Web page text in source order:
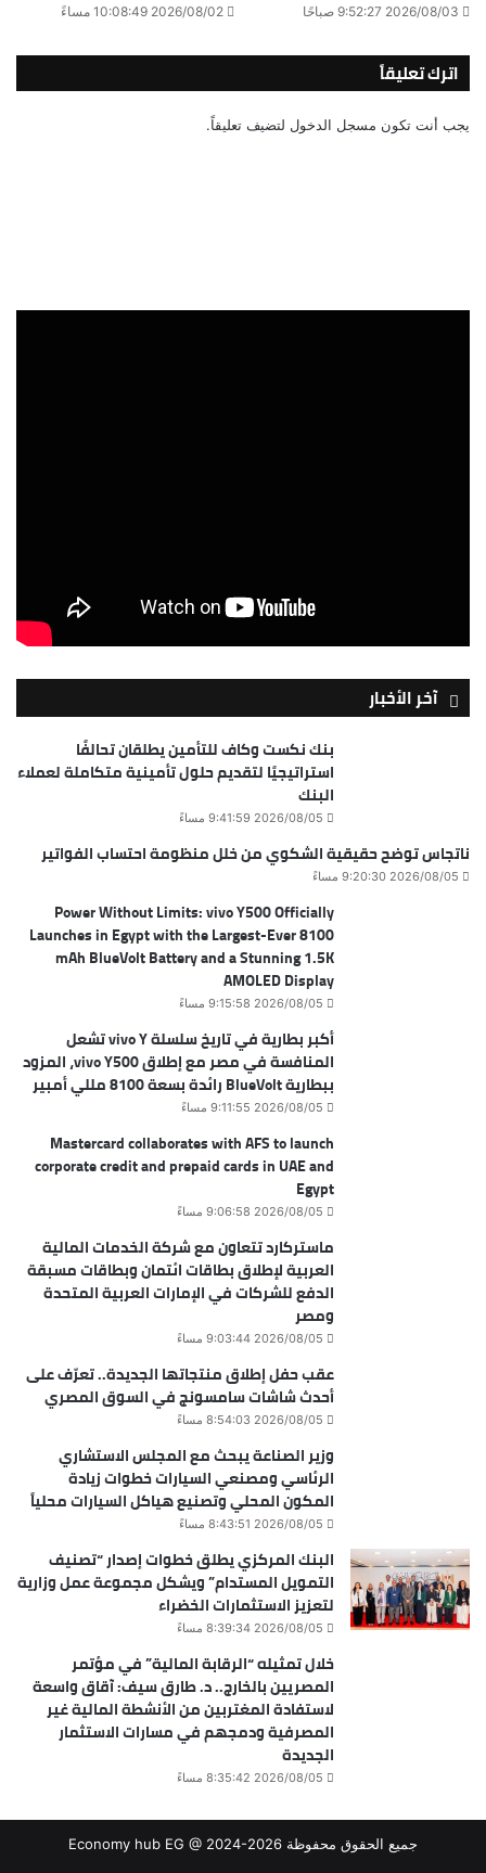
2026/08/03 9:52:27 صباحًا 2026/08/02 10:08:49 مساءً
اترك تعليقاً
يجب أنت تكون مسجل الدخول لتضيف تعليقاً.
آخر الأخبار
بنك نكست وكاف للتأمين يطلقان تحالفًا
استراتيجيًا لتقديم حلول تأمينية متكاملة لعملاء
البنك
2026/08/05 9:41:59 مساءً
ناتجاس توضح حقيقية الشكوي من خلل منظومة احتساب الفواتير
2026/08/05 9:20:30 مساءً
Power Without Limits: vivo Y500 Officially
Launches in Egypt with the Largest-Ever 8100
mAh BlueVolt Battery and a Stunning 1.5K
AMOLED Display
2026/08/05 9:15:58 مساءً
أكبر بطارية في تاريخ سلسلة vivo Y تشعل
المنافسة في مصر مع إطلاق vivo Y500، المزود
ببطارية BlueVolt رائدة بسعة 8100 مللي أمبير
2026/08/05 9:11:55 مساءً
Mastercard collaborates with AFS to launch
corporate credit and prepaid cards in UAE and
Egypt
2026/08/05 9:06:58 مساءً
ماستركارد تتعاون مع شركة الخدمات المالية
العربية لإطلاق بطاقات ائتمان وبطاقات مسبقة
الدفع للشركات في الإمارات العربية المتحدة
ومصر
2026/08/05 9:03:44 مساءً
عقب حفل إطلاق منتجاتها الجديدة.. تعرّف على
أحدث شاشات سامسونج في السوق المصري
2026/08/05 8:54:03 مساءً
وزير الصناعة يبحث مع المجلس الاستشاري
الرئاسي ومصنعي السيارات خطوات زيادة
المكون المحلي وتصنيع هياكل السيارات محلياً
2026/08/05 8:43:51 مساءً
البنك المركزي يطلق خطوات إصدار “تصنيف
التمويل المستدام” ويشكل مجموعة عمل وزارية
لتعزيز الاستثمارات الخضراء
2026/08/05 8:39:34 مساءً
خلال تمثيله “الرقابة المالية” في مؤتمر
المصريين بالخارج.. د. طارق سيف: آقاق واسعة
لاستفادة المغتربين من الأنشطة المالية غير
المصرفية ودمجهم في مسارات الاستثمار
الجديدة
2026/08/05 8:35:42 مساءً
جميع الحقوق محفوظة Economy hub EG @ 2024-2026